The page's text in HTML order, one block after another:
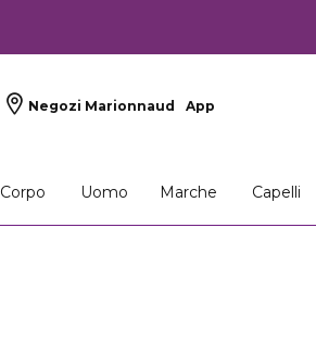
Negozi Marionnaud App
Corpo Uomo Marche Capelli